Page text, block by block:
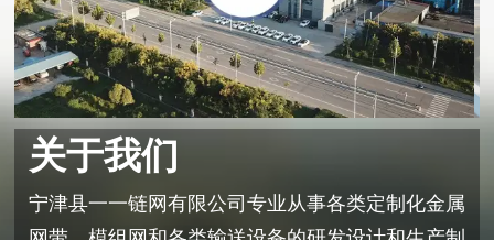
关于我们
宁津县一一链网有限公司专业从事各类定制化金属